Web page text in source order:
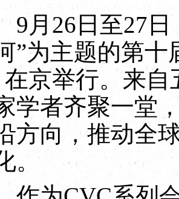
26日至27日
”为主题的第十
在京举行。来
学者齐聚一堂
方向，推动全
。